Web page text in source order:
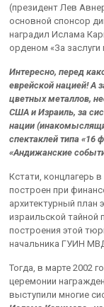
(президент Лев
основной спонсор
наградил Ислама
орденом «За заслуги
Интересно, перед
еврейской нацией! А
цветных металлов,
США и Израиль, за
нации
спектаклей типа «16
«Андижанские
Кстати, концлагерь
построен при
архитектурный план
израильской тайной
построения этой
начальника ГУИН
Тогда, в марте 2002
церемонии
выступили многие